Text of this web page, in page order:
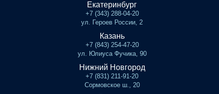
Екатеринбург
+7 (343) 288-04-20
ул. Героев России, 2
Казань
+7 (843) 254-47-20
ул. Юлиуса Фучика, 90
Нижний Новгород
+7 (831) 211-91-20
Сормовское ш., 20